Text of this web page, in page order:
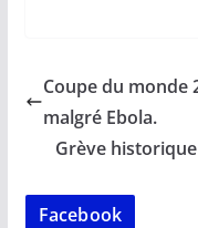
b
o
o
k
l s
p
Coupe du monde
malgré Ebola.
Grève
Facebook